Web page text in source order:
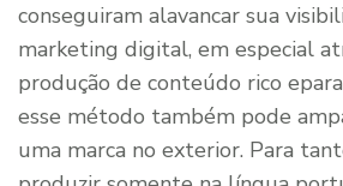
conseguiram alavancar sua
marketing digital, em especial
produção de conteúdo rico
esse método também pode
uma marca no exterior. Para